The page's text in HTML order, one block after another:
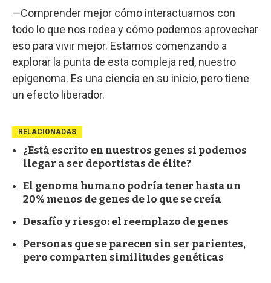
—Comprender mejor cómo interactuamos con
todo lo que nos rodea y cómo podemos aprovechar
eso para vivir mejor. Estamos comenzando a
explorar la punta de esta compleja red, nuestro
epigenoma. Es una ciencia en su inicio, pero tiene
un efecto liberador.
RELACIONADAS
¿Está escrito en nuestros genes si podemos
llegar a ser deportistas de élite?
El genoma humano podría tener hasta un
20% menos de genes de lo que se creía
Desafío y riesgo: el reemplazo de genes
Personas que se parecen sin ser parientes,
pero comparten similitudes genéticas